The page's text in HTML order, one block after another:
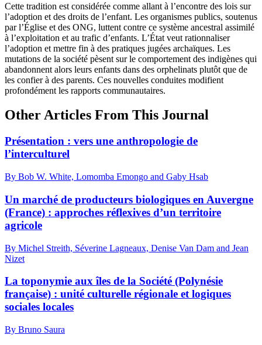
Cette tradition est considérée comme allant à l’encontre des lois sur
l’adoption et des droits de l’enfant. Les organismes publics, soutenus
par l’Église et des ONG, luttent contre ce système ancestral assimilé
à l’exploitation et au trafic d’enfants. L’État veut rationnaliser
l’adoption et mettre fin à des pratiques jugées archaïques. Les
mutations de la société pèsent sur le comportement des indigènes qui
abandonnent alors leurs enfants dans des orphelinats plutôt que de
les confier à des parents. Ces nouvelles conduites modifient
profondément les rapports communautaires.
Other Articles From This Journal
Présentation : vers une anthropologie de
l’interculturel
By Bob W. White, Lomomba Emongo and Gaby Hsab
Un marché de producteurs biologiques en Auvergne
(France) : approches réflexives d’un territoire
agricole
By Michel Streith, Séverine Lagneaux, Denise Van Dam and Jean
Nizet
La toponymie aux îles de la Société (Polynésie
française) : unité culturelle régionale et logiques
sociales locales
By Bruno Saura